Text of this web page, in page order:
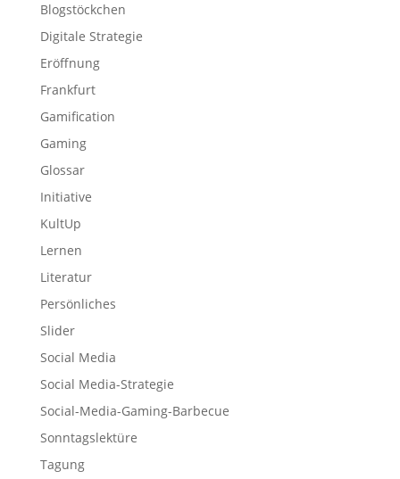
Blogstöckchen
Digitale Strategie
Eröffnung
Frankfurt
Gamification
Gaming
Glossar
Initiative
KultUp
Lernen
Literatur
Persönliches
Slider
Social Media
Social Media-Strategie
Social-Media-Gaming-Barbecue
Sonntagslektüre
Tagung